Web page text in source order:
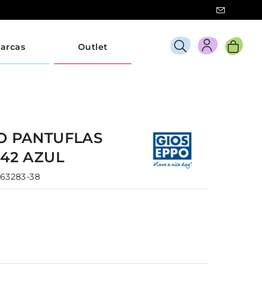
Outlet
PANTUFLAS
AZUL
63283-38